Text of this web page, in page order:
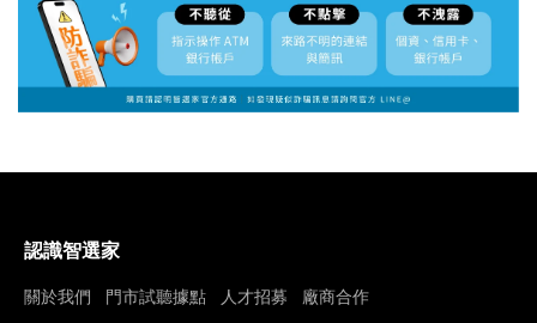
認識智選家
關於我們 門市試聽據點 人才招募 廠商合作